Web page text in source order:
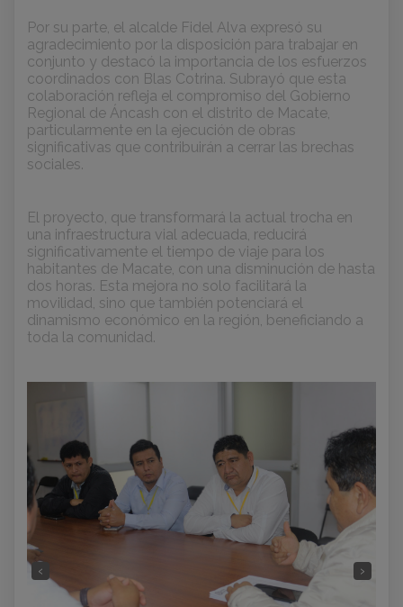
Por su parte, el alcalde Fidel Alva expresó su
agradecimiento por la disposición para trabajar en
conjunto y destacó la importancia de los esfuerzos
coordinados con Blas Cotrina. Subrayó que esta
colaboración refleja el compromiso del Gobierno
Regional de Áncash con el distrito de Macate,
particularmente en la ejecución de obras
significativas que contribuirán a cerrar las brechas
sociales.
El proyecto, que transformará la actual trocha en
una infraestructura vial adecuada, reducirá
significativamente el tiempo de viaje para los
habitantes de Macate, con una disminución de hasta
dos horas. Esta mejora no solo facilitará la
movilidad, sino que también potenciará el
dinamismo económico en la región, beneficiando a
toda la comunidad.
‹ ›